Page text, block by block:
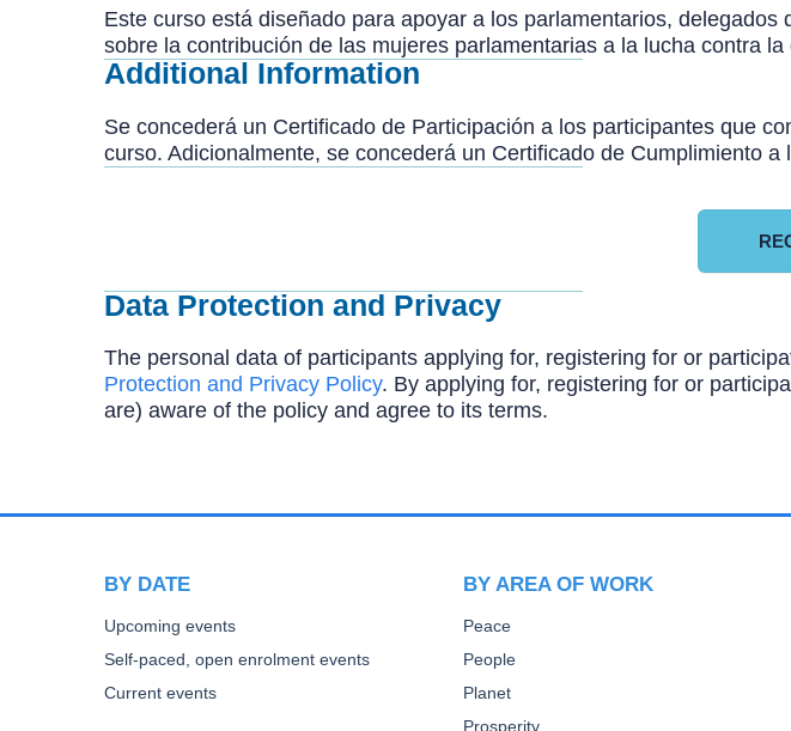
Este curso está diseñado para apoyar a los parlamentarios,
sobre la contribución de las mujeres parlamentarias a la lucha contra
Additional Information
Se concederá un Certificado de Participación a los participantes que
curso. Adicionalmente, se concederá un Certificado de Cumplimiento
Data Protection and Privacy
The personal data of participants applying for, registering for or
Protection and Privacy Policy. By applying for, registering for or
are) aware of the policy and agree to its terms.
BY DATE
Upcoming events
Self-paced, open enrolment events
Current events
BY AREA OF WORK
Peace
People
Planet
Prosperity